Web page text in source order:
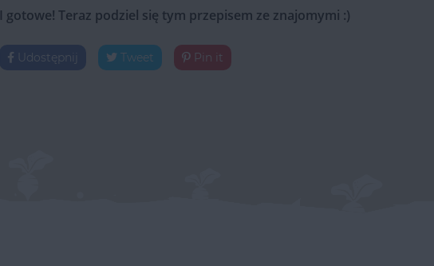
I gotowe! Teraz podziel się tym przepisem ze znajomymi :)
Udostępnij Tweet Pin it